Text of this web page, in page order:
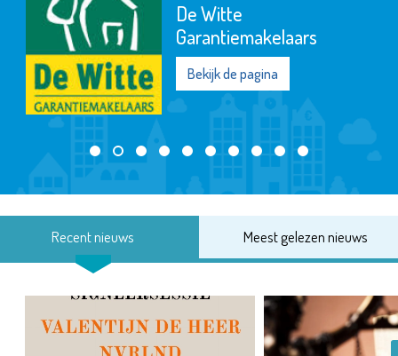
De Witte
Garantiemakelaars
Bekijk de pagina
Recent nieuws Meest gelezen nieuws